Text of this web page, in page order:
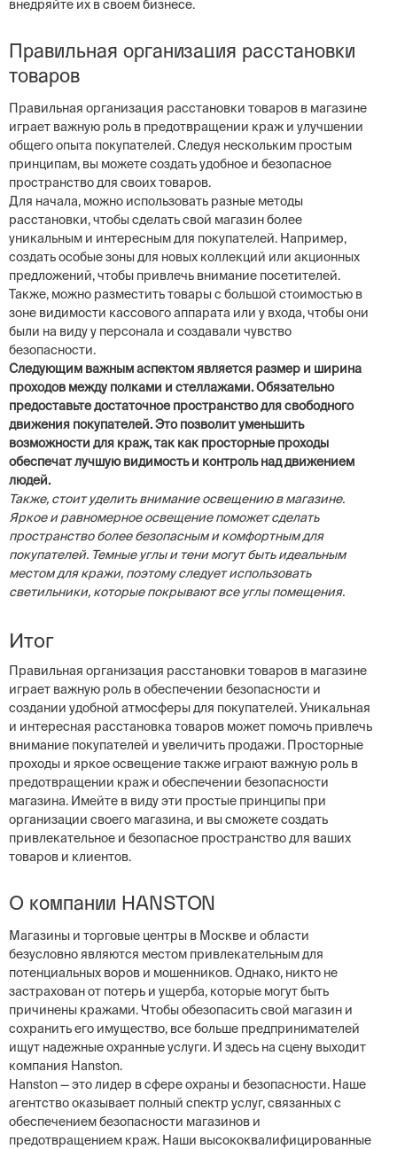
внедряйте их в своем бизнесе.
Правильная организация расстановки
товаров
Правильная организация расстановки товаров в магазине
играет важную роль в предотвращении краж и улучшении
общего опыта покупателей. Следуя нескольким простым
принципам, вы можете создать удобное и безопасное
пространство для своих товаров.
Для начала, можно использовать разные методы
расстановки, чтобы сделать свой магазин более
уникальным и интересным для покупателей. Например,
создать особые зоны для новых коллекций или акционных
предложений, чтобы привлечь внимание посетителей.
Также, можно разместить товары с большой стоимостью в
зоне видимости кассового аппарата или у входа, чтобы они
были на виду у персонала и создавали чувство
безопасности.
Следующим важным аспектом является размер и ширина
проходов между полками и стеллажами. Обязательно
предоставьте достаточное пространство для свободного
движения покупателей. Это позволит уменьшить
возможности для краж, так как просторные проходы
обеспечат лучшую видимость и контроль над движением
людей.
Также, стоит уделить внимание освещению в магазине.
Яркое и равномерное освещение поможет сделать
пространство более безопасным и комфортным для
покупателей. Темные углы и тени могут быть идеальным
местом для кражи, поэтому следует использовать
светильники, которые покрывают все углы помещения.
Итог
Правильная организация расстановки товаров в магазине
играет важную роль в обеспечении безопасности и
создании удобной атмосферы для покупателей. Уникальная
и интересная расстановка товаров может помочь привлечь
внимание покупателей и увеличить продажи. Просторные
проходы и яркое освещение также играют важную роль в
предотвращении краж и обеспечении безопасности
магазина. Имейте в виду эти простые принципы при
организации своего магазина, и вы сможете создать
привлекательное и безопасное пространство для ваших
товаров и клиентов.
О компании HANSTON
Магазины и торговые центры в Москве и области
безусловно являются местом привлекательным для
потенциальных воров и мошенников. Однако, никто не
застрахован от потерь и ущерба, которые могут быть
причинены кражами. Чтобы обезопасить свой магазин и
сохранить его имущество, все больше предпринимателей
ищут надежные охранные услуги. И здесь на сцену выходит
компания Hanston.
Hanston — это лидер в сфере охраны и безопасности. Наше
агентство оказывает полный спектр услуг, связанных с
обеспечением безопасности магазинов и
предотвращением краж. Наши высококвалифицированные